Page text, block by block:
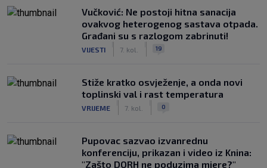
Vučković: Ne postoji hitna sanacija
ovakvog heterogenog sastava otpada.
Građani su s razlogom zabrinuti!
VIJESTI 7. kol. 19
Stiže kratko osvježenje, a onda novi
toplinski val i rast temperatura
VRIJEME 7. kol. 0
Pupovac sazvao izvanrednu
konferenciju, prikazan i video iz Knina:
"Zašto DORH ne poduzima mjere?"